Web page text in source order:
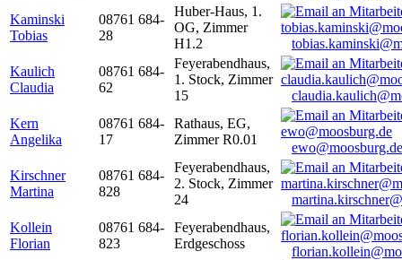
Kaminski
Tobias
08761 684-
28
Huber-Haus, 1.
OG, Zimmer
H1.2
Kaulich
Claudia
08761 684-
62
Feyerabendhaus,
1. Stock, Zimmer
15
Kern
Angelika
08761 684-
17
Rathaus, EG,
Zimmer R0.01
ewo@moosburg.de
Kirschner
Martina
08761 684-
828
Feyerabendhaus,
2. Stock, Zimmer
24
Kollein
Florian
08761 684-
823
Feyerabendhaus,
Erdgeschoss